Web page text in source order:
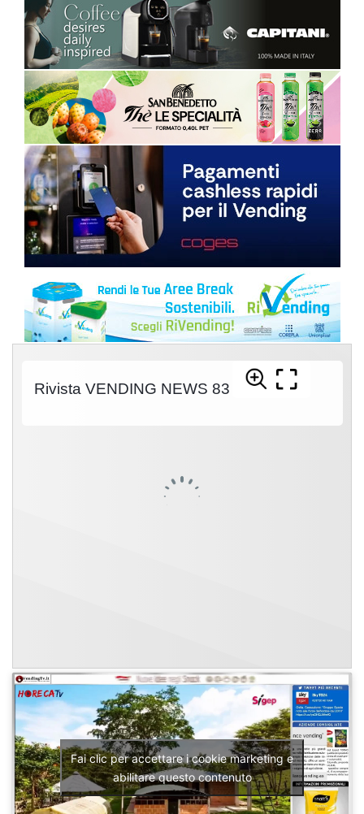
Fai clic per accettare i cookie marketing e
abilitare questo contenuto